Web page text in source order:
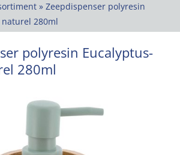
» Zeepdispenser polyresin
280ml
polyresin Eucalyptus-
280ml